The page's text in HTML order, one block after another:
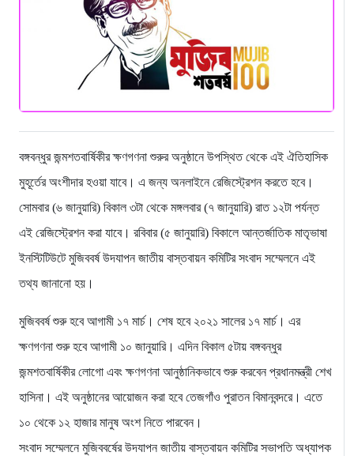
বঙ্গবন্ধুর জন্মশতবার্ষিকীর ক্ষণগণনা শুরুর অনুষ্ঠানে উপস্থিত থেকে এই ঐতিহাসিক
মুহূর্তের অংশীদার হওয়া যাবে। এ জন্য অনলাইনে রেজিস্ট্রেশন করতে হবে।
সোমবার (৬ জানুয়ারি) বিকাল ৩টা থেকে মঙ্গলবার (৭ জানুয়ারি) রাত ১২টা পর্যন্ত
এই রেজিস্ট্রেশন করা যাবে। রবিবার (৫ জানুয়ারি) বিকালে আন্তর্জাতিক মাতৃভাষা
ইনস্টিটিউটে মুজিববর্ষ উদযাপন জাতীয় বাস্তবায়ন কমিটির সংবাদ সম্মেলনে এই
তথ্য জানানো হয়।
মুজিববর্ষ শুরু হবে আগামী ১৭ মার্চ। শেষ হবে ২০২১ সালের ১৭ মার্চ। এর
ক্ষণগণনা শুরু হবে আগামী ১০ জানুয়ারি। এদিন বিকাল ৫টায় বঙ্গবন্ধুর
জন্মশতবার্ষিকীর লোগো এবং ক্ষণগণনা আনুষ্ঠানিকভাবে শুরু করবেন প্রধানমন্ত্রী শেখ
হাসিনা। এই অনুষ্ঠানের আয়োজন করা হবে তেজগাঁও পুরাতন বিমানবন্দরে। এতে
১০ থেকে ১২ হাজার মানুষ অংশ নিতে পারবেন।
সংবাদ সম্মেলনে মুজিববর্ষের উদযাপন জাতীয় বাস্তবায়ন কমিটির সভাপতি অধ্যাপক